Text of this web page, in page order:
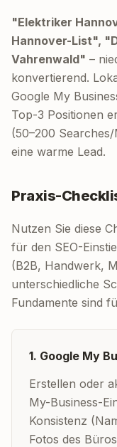
"Elektriker
Hannover-List",
Vahrenwald" –
konvertierend.
Google My
Top-3 Positionen
(50–200
eine warme Lead.
Praxis-
Nutzen Sie diese
für den SEO-
(B2B, Handwerk,
unterschiedliche
Fundamente sind
1. Google My
Erstellen oder
My-Business-
Konsistenz
Fotos des